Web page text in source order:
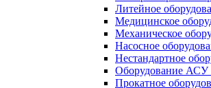
Литейное
Медицинское
Механическое
Насосное
Нестандартное
Оборудование АСУ
Прокатное